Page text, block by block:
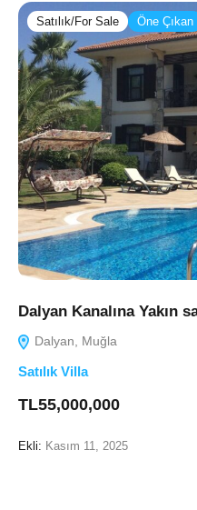
Satılık/For Sale Öne Çıkan
Dalyan Kanalına Yakın
Dalyan, Muğla
Satılık Villa
TL55,000,000
Ekli: Kasım 11, 2025